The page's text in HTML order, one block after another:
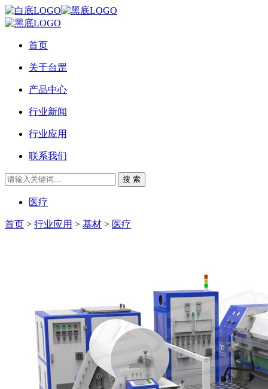
首页
关于台罡
产品中心
行业新闻
行业应用
联系我们
搜 索
医疗
首页 > 行业应用 > 基材 > 医疗